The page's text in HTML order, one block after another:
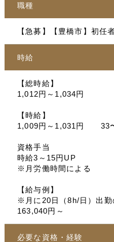
職種
【急募】【豊橋市】初任
時給
【総時給】
1,012円～1,034円
【時給】
1,009円～1,031円 33
資格手当
時給3～15円UP
※月労働時間による
【給与例】
※月に20日（8h/日）出勤
163,040円～
必要な資格・経験